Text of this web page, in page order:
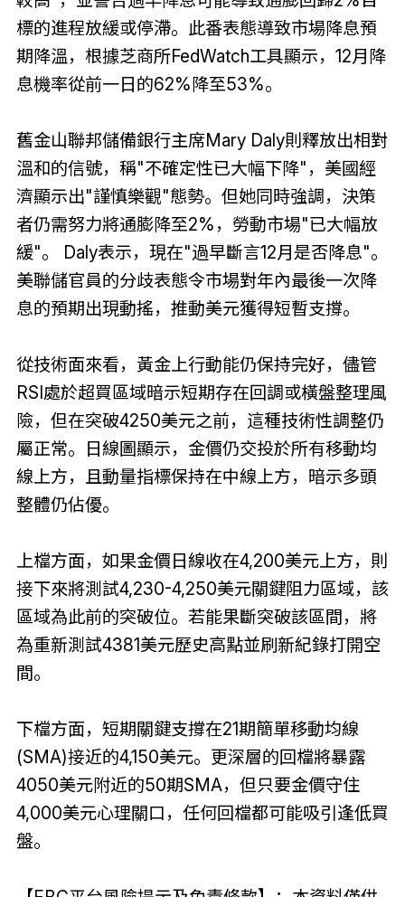
標的進程放緩或停滯。此番表態導致市場降息預
期降溫，根據芝商所FedWatch工具顯示，12月降
息機率從前一日的62%降至53%。
舊金山聯邦儲備銀行主席Mary Daly則釋放出相對
溫和的信號，稱"不確定性已大幅下降"，美國經
濟顯示出"謹慎樂觀"態勢。但她同時強調，決策
者仍需努力將通膨降至2%，勞動市場"已大幅放
緩"。 Daly表示，現在"過早斷言12月是否降息"。
美聯儲官員的分歧表態令市場對年內最後一次降
息的預期出現動搖，推動美元獲得短暫支撐。
從技術面來看，黃金上行動能仍保持完好，儘管
RSI處於超買區域暗示短期存在回調或橫盤整理風
險，但在突破4250美元之前，這種技術性調整仍
屬正常。日線圖顯示，金價仍交投於所有移動均
線上方，且動量指標保持在中線上方，暗示多頭
整體仍佔優。
上檔方面，如果金價日線收在4,200美元上方，則
接下來將測試4,230-4,250美元關鍵阻力區域，該
區域為此前的突破位。若能果斷突破該區間，將
為重新測試4381美元歷史高點並刷新紀錄打開空
間。
下檔方面，短期關鍵支撐在21期簡單移動均線
(SMA)接近的4,150美元。更深層的回檔將暴露
4050美元附近的50期SMA，但只要金價守住
4,000美元心理關口，任何回檔都可能吸引逢低買
盤。